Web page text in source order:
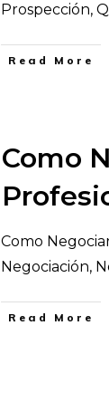
Prospección,
​Read More
Como
Como
Negociación,
​Read More